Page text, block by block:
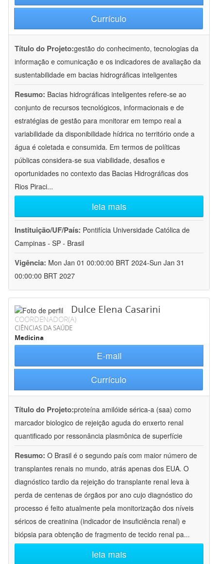
Currículo
Título do Projeto:gestão do conhecimento, tecnologias da
informação e comunicação e os indicadores de avaliação da
sustentabilidade em bacias hidrográficas inteligentes
Resumo: Bacias hidrográficas inteligentes refere-se ao
conjunto de recursos tecnológicos, informacionais e de
estratégias de gestão para monitorar em tempo real a
variabilidade da disponibilidade hídrica no território onde a
água é coletada e consumida. Em termos de políticas
públicas considera-se sua viabilidade, desafios e
oportunidades no contexto das Bacias Hidrográficas dos
Rios Piraci...
leia mais
Instituição/UF/País: Pontifícia Universidade Católica de
Campinas - SP - Brasil
Vigência: Mon Jan 01 00:00:00 BRT 2024-Sun Jan 31
00:00:00 BRT 2027
Dulce Elena Casarini
COORDENADOR(A)
CIÊNCIAS DA SAÚDE
Medicina
E-mail
Currículo
Título do Projeto:proteína amilóide sérica-a (saa) como
marcador biologico de rejeição aguda do enxerto renal
quantificado por ressonância plasmônica de superfície
Resumo: O Brasil é o segundo país com maior número de
transplantes renais no mundo, atrás apenas dos EUA. O
diagnóstico tardio da rejeição do transplante renal leva à
perda de centenas de órgãos por ano cujo diagnóstico do
processo é feito atualmente pela monitorização dos níveis
séricos de creatinina (indicador de insuficiência renal) e
biópsia para obtenção de fragmento de tecido renal pa...
leia mais